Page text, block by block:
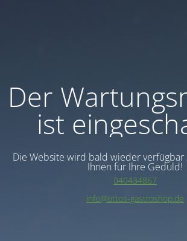
Der
ist
Die Website wird bald wieder verfügbar
Ihnen für Ihre Geduld!
040434867
info@ottos-gastroshop.de